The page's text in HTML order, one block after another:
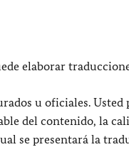
elaborar
u oficiales.
del contenido, la
se presentará la